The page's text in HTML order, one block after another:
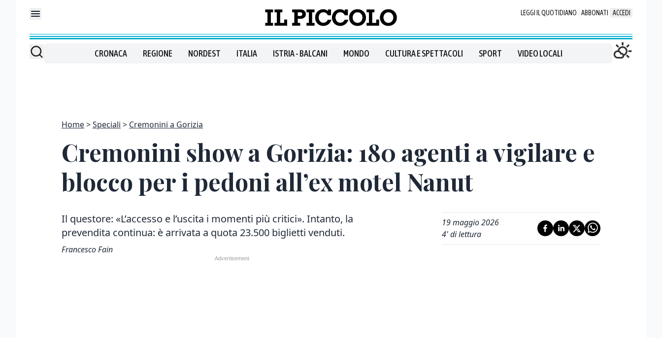
LEGGI IL QUOTIDIANO ABBONATI ACCEDI
CRONACA REGIONE NORDEST ITALIA ISTRIA - BALCANI MONDO CULTURA E SPETTACOLI SPORT VIDEO LOCALI
Home Speciali Cremonini a Gorizia
Cremonini show a Gorizia: 180 agenti a vigilare e
blocco per i pedoni all’ex motel Nanut
Il questore: «L’accesso e l’uscita i momenti più critici». Intanto, la
prevendita continua: è arrivata a quota 23.500 biglietti venduti.
Francesco Fain
19 maggio 2026
4' di lettura